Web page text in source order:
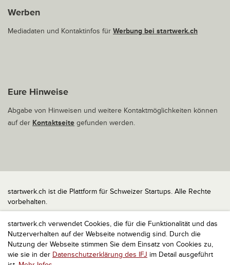
startwerk.ch verwendet Cookies, die für die Funktionalität und das
Nutzerverhalten auf der Webseite notwendig sind. Durch die
Nutzung der Webseite stimmen Sie dem Einsatz von Cookies zu,
wie sie in der Datenschutzerklärung des IFJ im Detail ausgeführt
Werben
Mediadaten und Kontaktinfos für Werbung bei startwerk.ch
Eure Hinweise
Abgabe von Hinweisen und weitere Kontaktmöglichkeiten können
auf der Kontaktseite gefunden werden.
startwerk.ch ist die Plattform für Schweizer Startups. Alle Rechte
vorbehalten.
Impressum
Kontakt
nach oben